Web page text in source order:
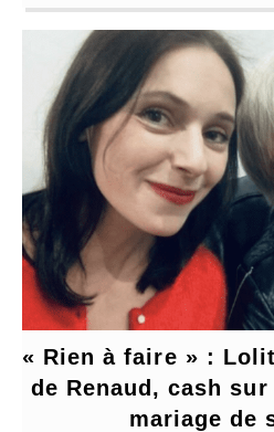
« Rien à faire » :
de Renaud, cash
mariage de